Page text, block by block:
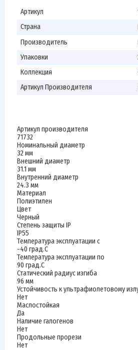
Артикул
Страна
Производитель
Упаковки
Коллекция
Артикул Производителя
Артикул производителя
71732
Номинальный диаметр
32 мм
Внешний диаметр
31.1 мм
Внутренний диаметр
24.3 мм
Материал
Полиэтилен
Цвет
Черный
Степень защиты IP
IP55
Температура эксплуатации с
-40 град.C
Температура эксплуатации по
90 град.C
Статический радиус изгиба
96 мм
Устойчивость к ультрафиолетовому
Нет
Маслостойкая
Да
Наличие галогенов
Нет
Продольные прорези
Нет